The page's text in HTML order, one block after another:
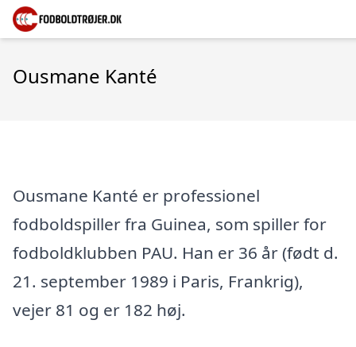
Ousmane Kanté
Ousmane Kanté er professionel
fodboldspiller fra Guinea, som spiller for
fodboldklubben PAU. Han er 36 år (født d.
21. september 1989 i Paris, Frankrig),
vejer 81 og er 182 høj.